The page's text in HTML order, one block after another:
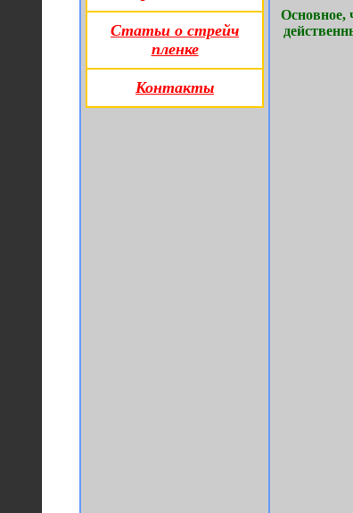
Статьи о стрейч
пленке
Контакты
Основное,